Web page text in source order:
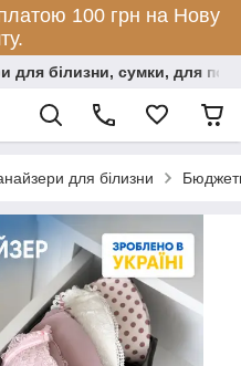
100 грн на Нову
для білизни, сумки, для
для білизни